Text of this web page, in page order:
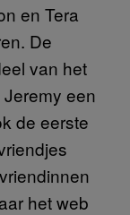
en Tera
De
van het
een
de eerste
het web